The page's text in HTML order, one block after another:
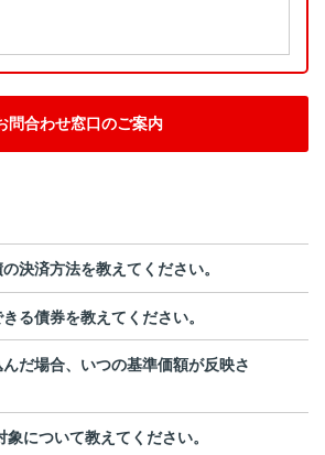
問合わせ窓口のご案内
決済方法を教えてください。
る債券を教えてください。
だ場合、いつの基準価額が反映さ
について教えてください。